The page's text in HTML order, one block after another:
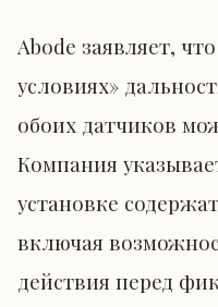
Abode заявляет,
условиях»
обоих датчиков
Компания
установке
включая
действия перед